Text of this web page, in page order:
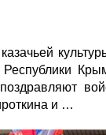
Республики
и …